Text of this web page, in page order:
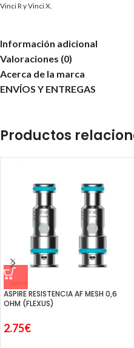
Vinci R y Vinci X.
Información adicional
Valoraciones (0)
Acerca de la marca
ENVÍOS Y ENTREGAS
Productos
ASPIRE RESISTENCIA AF MESH 0,6
OHM (FLEXUS)
2.75€